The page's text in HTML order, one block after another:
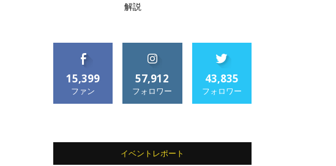
解説
15,399
ファン
57,912
フォロワー
43,835
フォロワー
イベントレポート